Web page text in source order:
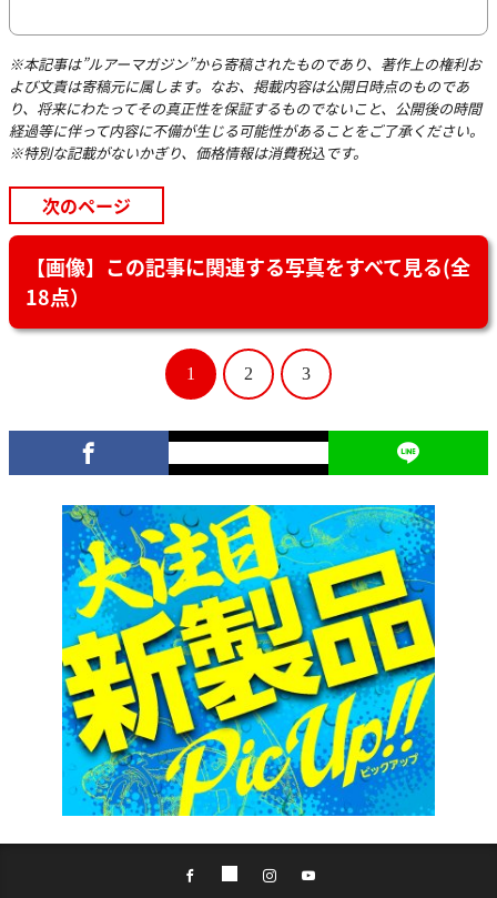
※本記事は”ルアーマガジン”から寄稿されたものであり、著作上の権利お
よび文責は寄稿元に属します。なお、掲載内容は公開日時点のものであ
り、将来にわたってその真正性を保証するものでないこと、公開後の時間
経過等に伴って内容に不備が生じる可能性があることをご了承ください。
※特別な記載がないかぎり、価格情報は消費税込です。
次のページ
【画像】この記事に関連する写真をすべて見る(全
18点）
1 2 3